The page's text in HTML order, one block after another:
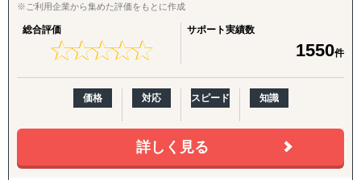
※ご利用企業から集めた評価をもとに作成
総合評価
★★★★★
★★★★★
サポート実績数
1550件
価格 対応 スピード 知識
詳しく見る